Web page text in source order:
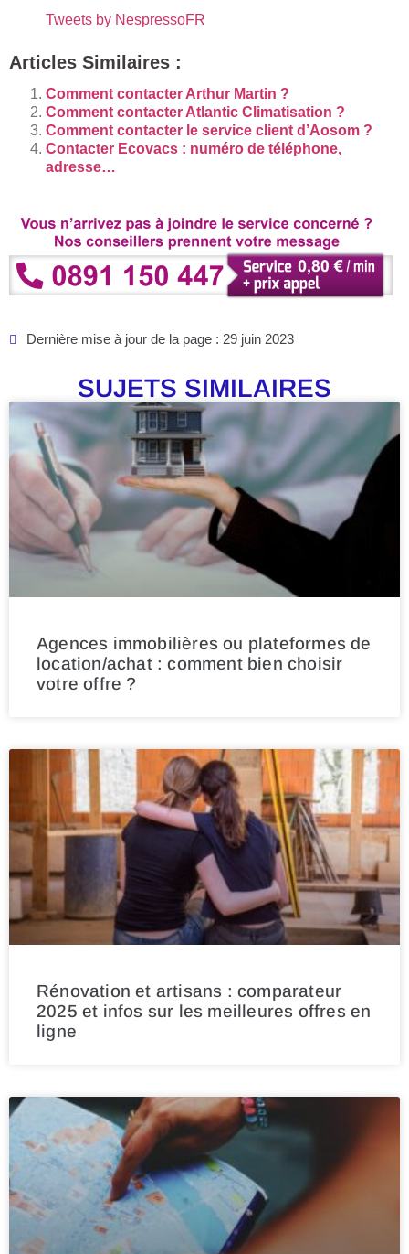
Tweets by NespressoFR
Articles Similaires :
Comment contacter Arthur Martin ?
Comment contacter Atlantic Climatisation ?
Comment contacter le service client d’Aosom ?
Contacter Ecovacs : numéro de téléphone,
adresse…
Dernière mise à jour de la page : 29 juin 2023
SUJETS SIMILAIRES
Agences immobilières ou plateformes de
location/achat : comment bien choisir
votre offre ?
Rénovation et artisans : comparateur
2025 et infos sur les meilleures offres en
ligne